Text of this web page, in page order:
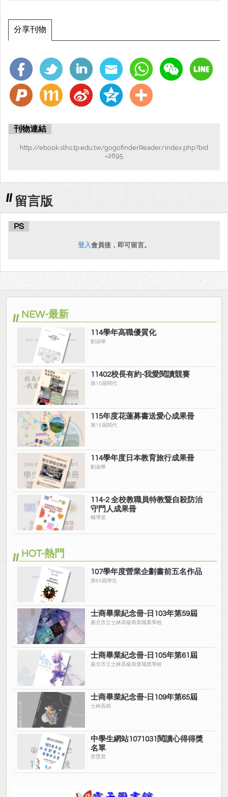
分享刊物
刊物連結
http://ebook.slhs.tp.edu.tw/gogofinderReader/index.php?bid
=2695
留言版
PS
登入會員後，即可留言。
NEW-最新
114學年高職優質化
劉淑華
11402校長有約-我愛閱讀競賽
第15屆閱代
115年度花蓮募書送愛心成果冊
第15屆閱代
114學年度日本教育旅行成果冊
劉淑華
114-2 全校教職員特教暨自殺防治
守門人成果冊
輔導室
HOT-熱門
107學年度營業企劃書前五名作品
第65屆學生
士商畢業紀念冊-日103年第59屆
臺北市立士林高級商業職業學校
士商畢業紀念冊-日105年第61屆
臺北市立士林高級商業職業學校
士商畢業紀念冊-日109年第65屆
士林高商
中學生網站1071031閱讀心得得獎
名單
曾慧君